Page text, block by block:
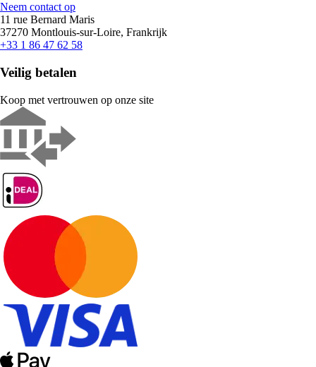
Neem contact op
11 rue Bernard Maris
37270 Montlouis-sur-Loire, Frankrijk
+33 1 86 47 62 58
Veilig betalen
Koop met vertrouwen op onze site